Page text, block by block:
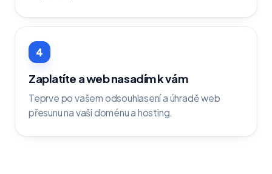
4
Zaplatíte a web nasadím k vám
Teprve po vašem odsouhlasení a úhradě web
přesunu na vaši doménu a hosting.